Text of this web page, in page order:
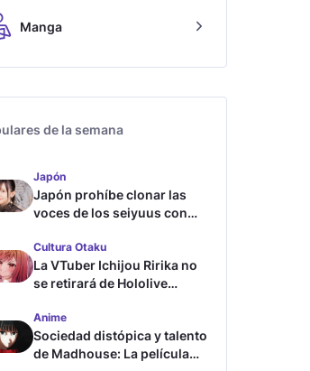
Manga
de la semana
Japón
Japón prohíbe clonar las
voces de los seiyuus con
Cultura Otaku
La VTuber Ichijou Ririka no
se retirará de Hololive
Anime
Sociedad distópica y talento
de Madhouse: La película